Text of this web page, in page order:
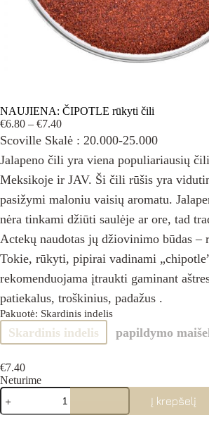
NAUJIENA: ČIPOTLE rūkyti čili
€6.80 – €7.40Price
range:
€6.80
through
€7.40
Scoville Skalė : 20.000-25.000
Jalapeno čili yra viena populiariausių
Meksikoje ir JAV. Ši čili rūšis yra
pasižymi maloniu vaisių aromatu.
nėra tinkami džiūti saulėje ar ore, tad
Actekų naudotas jų džiovinimo būdas –
Tokie, rūkyti, pipirai vadinami
rekomenduojama įtraukti gaminant
patiekalus, troškinius, padažus .
Pakuotė: Skardinis indelis
Skardinis indelis papildymo
€7.40
Neturime
produkto
kiekis:
NAUJIENA:
Į krepšelį